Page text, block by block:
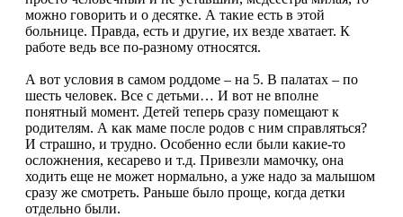
можно говорить и о десятке. А такие есть в этой
больнице. Правда, есть и другие, их везде хватает. К
работе ведь все по-разному относятся.
А вот условия в самом роддоме – на 5. В палатах – по
шесть человек. Все с детьми… И вот не вполне
понятный момент. Детей теперь сразу помещают к
родителям. А как маме после родов с ним справляться?
И страшно, и трудно. Особенно если были какие-то
осложнения, кесарево и т.д. Привезли мамочку, она
ходить еще не может нормально, а уже надо за малышом
сразу же смотреть. Раньше было проще, когда детки
отдельно были.